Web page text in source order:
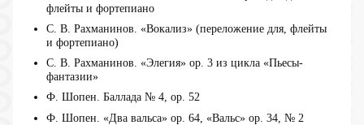
флейты и фортепиано
С. В. Рахманинов. «Вокализ» (переложение для, флейты
и фортепиано)
С. В. Рахманинов. «Элегия» ор. 3 из цикла «Пьесы-
фантазии»
Ф. Шопен. Баллада № 4, оp. 52
Ф. Шопен. «Два вальса» ор. 64, «Вальс» оp. 34, № 2